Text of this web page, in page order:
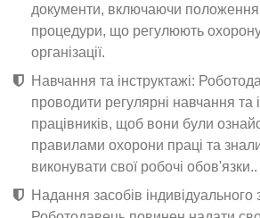
документи, включаючи положення,
процедури, що регулюють охорону
організації.
Навчання та інструктажі:
проводити регулярні навчання та
працівників, щоб вони були
правилами охорони праці та
виконувати свої робочі обов'язки..
Надання засобів індивідуального